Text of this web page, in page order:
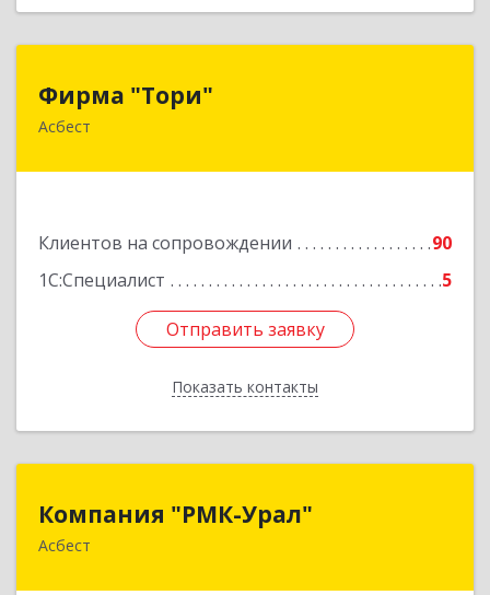
Фирма "Тори"
Асбест
Клиентов на сопровождении
90
1С:Специалист
5
Отправить заявку
Показать контакты
624286, Свердловская обл, Асбест г, Малышева
Отправить заявку
Назад
Компания "РМК-Урал"
Асбест